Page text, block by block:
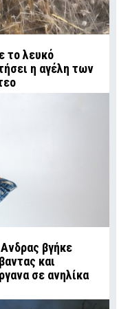
το λευκό
η αγέλη των
βγήκε
και
σε ανηλίκα